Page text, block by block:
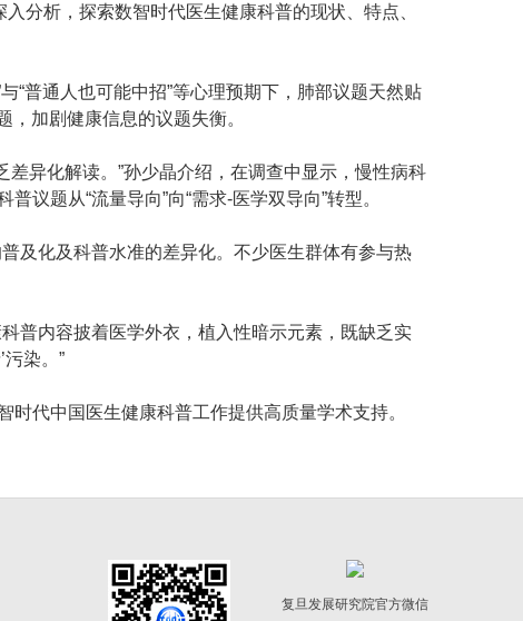
分析，探索数智时代医生健康科普的现状、特点、
“普通人也可能中招”等心理预期下，肺部议题天然贴
加剧健康信息的议题失衡。
差异化解读。”孙少晶介绍，在调查中显示，慢性病科
议题从“流量导向”向“需求-医学双导向”转型。
及化及科普水准的差异化。不少医生群体有参与热
普内容披着医学外衣，植入性暗示元素，既缺乏实
染。”
代中国医生健康科普工作提供高质量学术支持。
复旦发展研究院官方微信